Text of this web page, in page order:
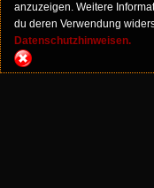
anzuzeigen. Weitere
du deren Verwendung
Datenschutzhinweisen.